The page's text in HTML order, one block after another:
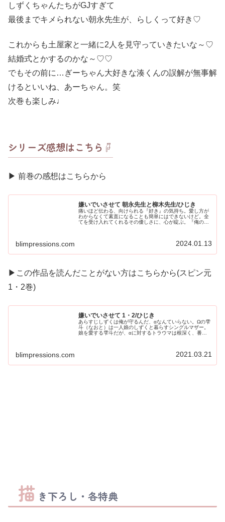
しずくちゃんたちがGJすぎて
最後までキメられない朝永先生が、らしくって好き♡
これからも土屋家と一緒に2人を見守っていきたいな～♡
結婚式とかするのかな～♡♡
でもその前に…ぎーちゃん大好きな湊くんの誤解が無事解
けるといいね、あーちゃん。笑
次巻も楽しみ♩
シリーズ感想はこちら☟
▶︎ 前巻の感想はこちらから
嫌いでいさせて 朝永先生と柳木先生/ひじき
痛いほど伝わる、向けられる『好き』の気持ち。愛し方が
わからなくて素直になることも簡単にはできないけど。全
てを受け入れてくれるその優しさに、心が綻ぶ。『俺のこ
blimpressions.com 2024.01.13
▶︎この作品を読んだことがない方はこちらから(スピン元
1・2巻)
嫌いでいさせて 1・2/ひじき
あらすじしずくは俺が守るんだ、αなんていらない。Ωの雫
斗（なおと）は一人娘のしずくと暮らすシングルマザー。
娘を愛する雫斗だが、αに対するトラウマは根深く、番は
blimpressions.com 2021.03.21
描 き下ろし・各特典